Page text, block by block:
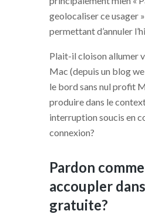
geolocaliser ce usager
permettant d’annuler
Plait-il cloison allumer
Mac (depuis un blog
le bord sans nul profit
produire dans le
interruption soucis en
connexion?
Pardon
accoupler
gratuite?